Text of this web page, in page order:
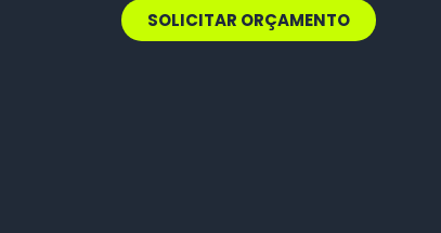
SOLICITAR ORÇAMENTO